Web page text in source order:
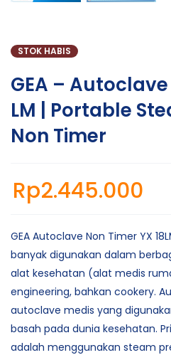
STOK HABIS
GEA – Autoclave
LM | Portable
Non Timer
Rp2.445.000
GEA Autoclave Non Timer YX
banyak digunakan dalam
alat kesehatan (alat medis
engineering, bahkan cookery.
autoclave medis yang
basah pada dunia kesehatan.
adalah menggunakan steam